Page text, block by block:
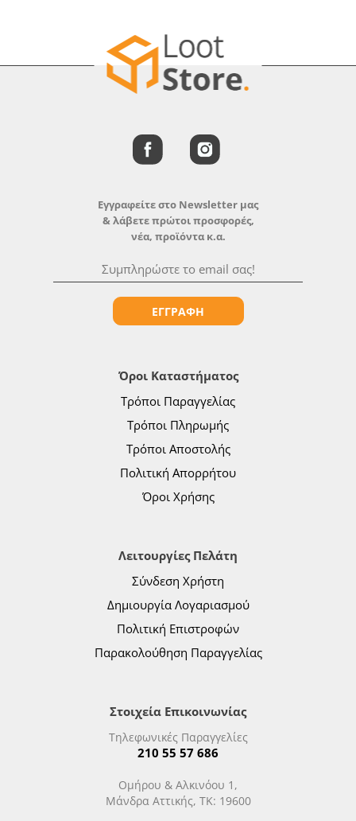
Όροι Καταστήματος
Τρόποι Παραγγελίας
Τρόποι Πληρωμής
Τρόποι Αποστολής
Πολιτική Απορρήτου
Όροι Χρήσης
Λειτουργίες Πελάτη
Σύνδεση Χρήστη
Δημιουργία Λογαριασμού
Πολιτική Επιστροφών
Παρακολούθηση Παραγγελίας
Στοιχεία Επικοινωνίας
Τηλεφωνικές Παραγγελίες
210 55 57 686
Ομήρου & Αλκινόου 1,
Μάνδρα Αττικής, ΤΚ: 19600
Εγγραφείτε στο Newsletter μας
& λάβετε πρώτοι προσφορές,
νέα, προϊόντα κ.α.
ΕΓΓΡΑΦΗ